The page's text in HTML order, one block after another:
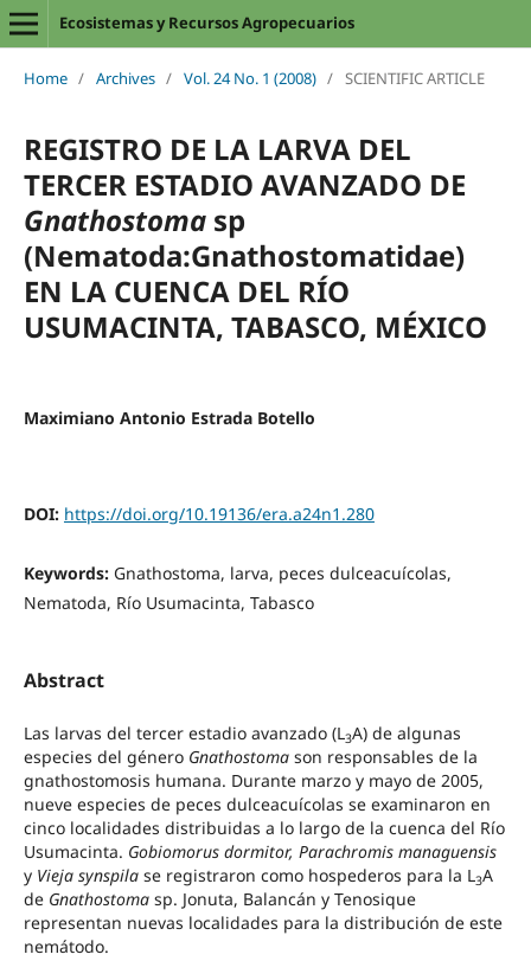
Ecosistemas y Recursos Agropecuarios
Home / Archives / Vol. 24 No. 1 (2008) / SCIENTIFIC ARTICLE
REGISTRO DE LA LARVA DEL
TERCER ESTADIO AVANZADO DE
Gnathostomasp
(Nematoda:Gnathostomatidae)
EN LA CUENCA DEL RÍO
USUMACINTA, TABASCO, MÉXICO
Maximiano Antonio Estrada Botello
DOI: https://doi.org/10.19136/era.a24n1.280
Keywords: Gnathostoma, larva, peces dulceacuícolas,
Nematoda, Río Usumacinta, Tabasco
Abstract
Las larvas del tercer estadio avanzado (L3A) de algunas
especies del género Gnathostomason responsables de la
gnathostomosis humana. Durante marzo y mayo de 2005,
nueve especies de peces dulceacuícolas se examinaron en
cinco localidades distribuidas a lo largo de la cuenca del Río
Usumacinta. Gobiomorus dormitor, Parachromis managuensis
y Vieja synspilase registraron como hospederos para la L3A
de Gnathostomasp. Jonuta, Balancán y Tenosique
representan nuevas localidades para la distribución de este
nemátodo.